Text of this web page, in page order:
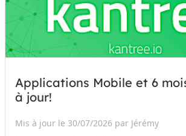
Applications Mobile et 6
à jour!
Mis à jour le 30/07/2026 par Jérémy